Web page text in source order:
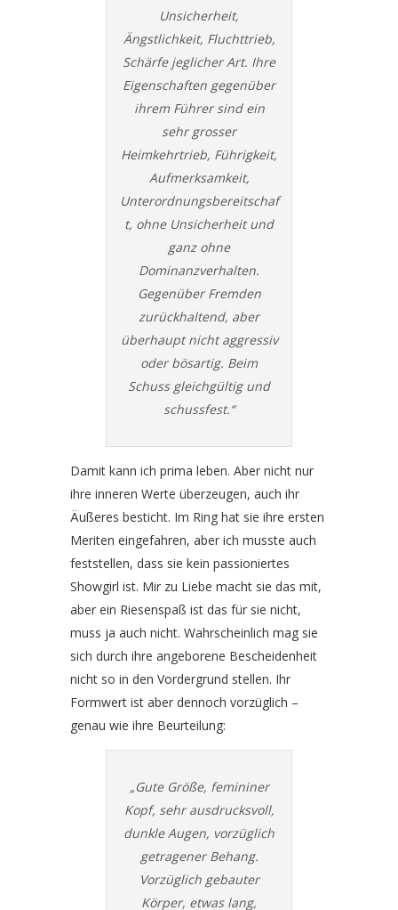
Unsicherheit,
Ängstlichkeit, Fluchttrieb,
Schärfe jeglicher Art. Ihre
Eigenschaften gegenüber
ihrem Führer sind ein
sehr grosser
Heimkehrtrieb, Führigkeit,
Aufmerksamkeit,
Unterordnungsbereitschaf
t, ohne Unsicherheit und
ganz ohne
Dominanzverhalten.
Gegenüber Fremden
zurückhaltend, aber
überhaupt nicht aggressiv
oder bösartig. Beim
Schuss gleichgültig und
schussfest.“
Damit kann ich prima leben. Aber nicht nur
ihre inneren Werte überzeugen, auch ihr
Äußeres besticht. Im Ring hat sie ihre ersten
Meriten eingefahren, aber ich musste auch
feststellen, dass sie kein passioniertes
Showgirl ist. Mir zu Liebe macht sie das mit,
aber ein Riesenspaß ist das für sie nicht,
muss ja auch nicht. Wahrscheinlich mag sie
sich durch ihre angeborene Bescheidenheit
nicht so in den Vordergrund stellen. Ihr
Formwert ist aber dennoch vorzüglich –
genau wie ihre Beurteilung:
„Gute Größe, femininer
Kopf, sehr ausdrucksvoll,
dunkle Augen, vorzüglich
getragener Behang.
Vorzüglich gebauter
Körper, etwas lang,